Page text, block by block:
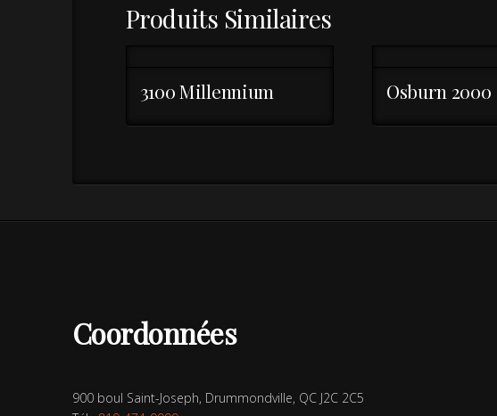
Produits Similaires
3100 Millennium Osburn 2000
Coordonnées
900 boul Saint-Joseph, Drummondville, QC J2C 2C5